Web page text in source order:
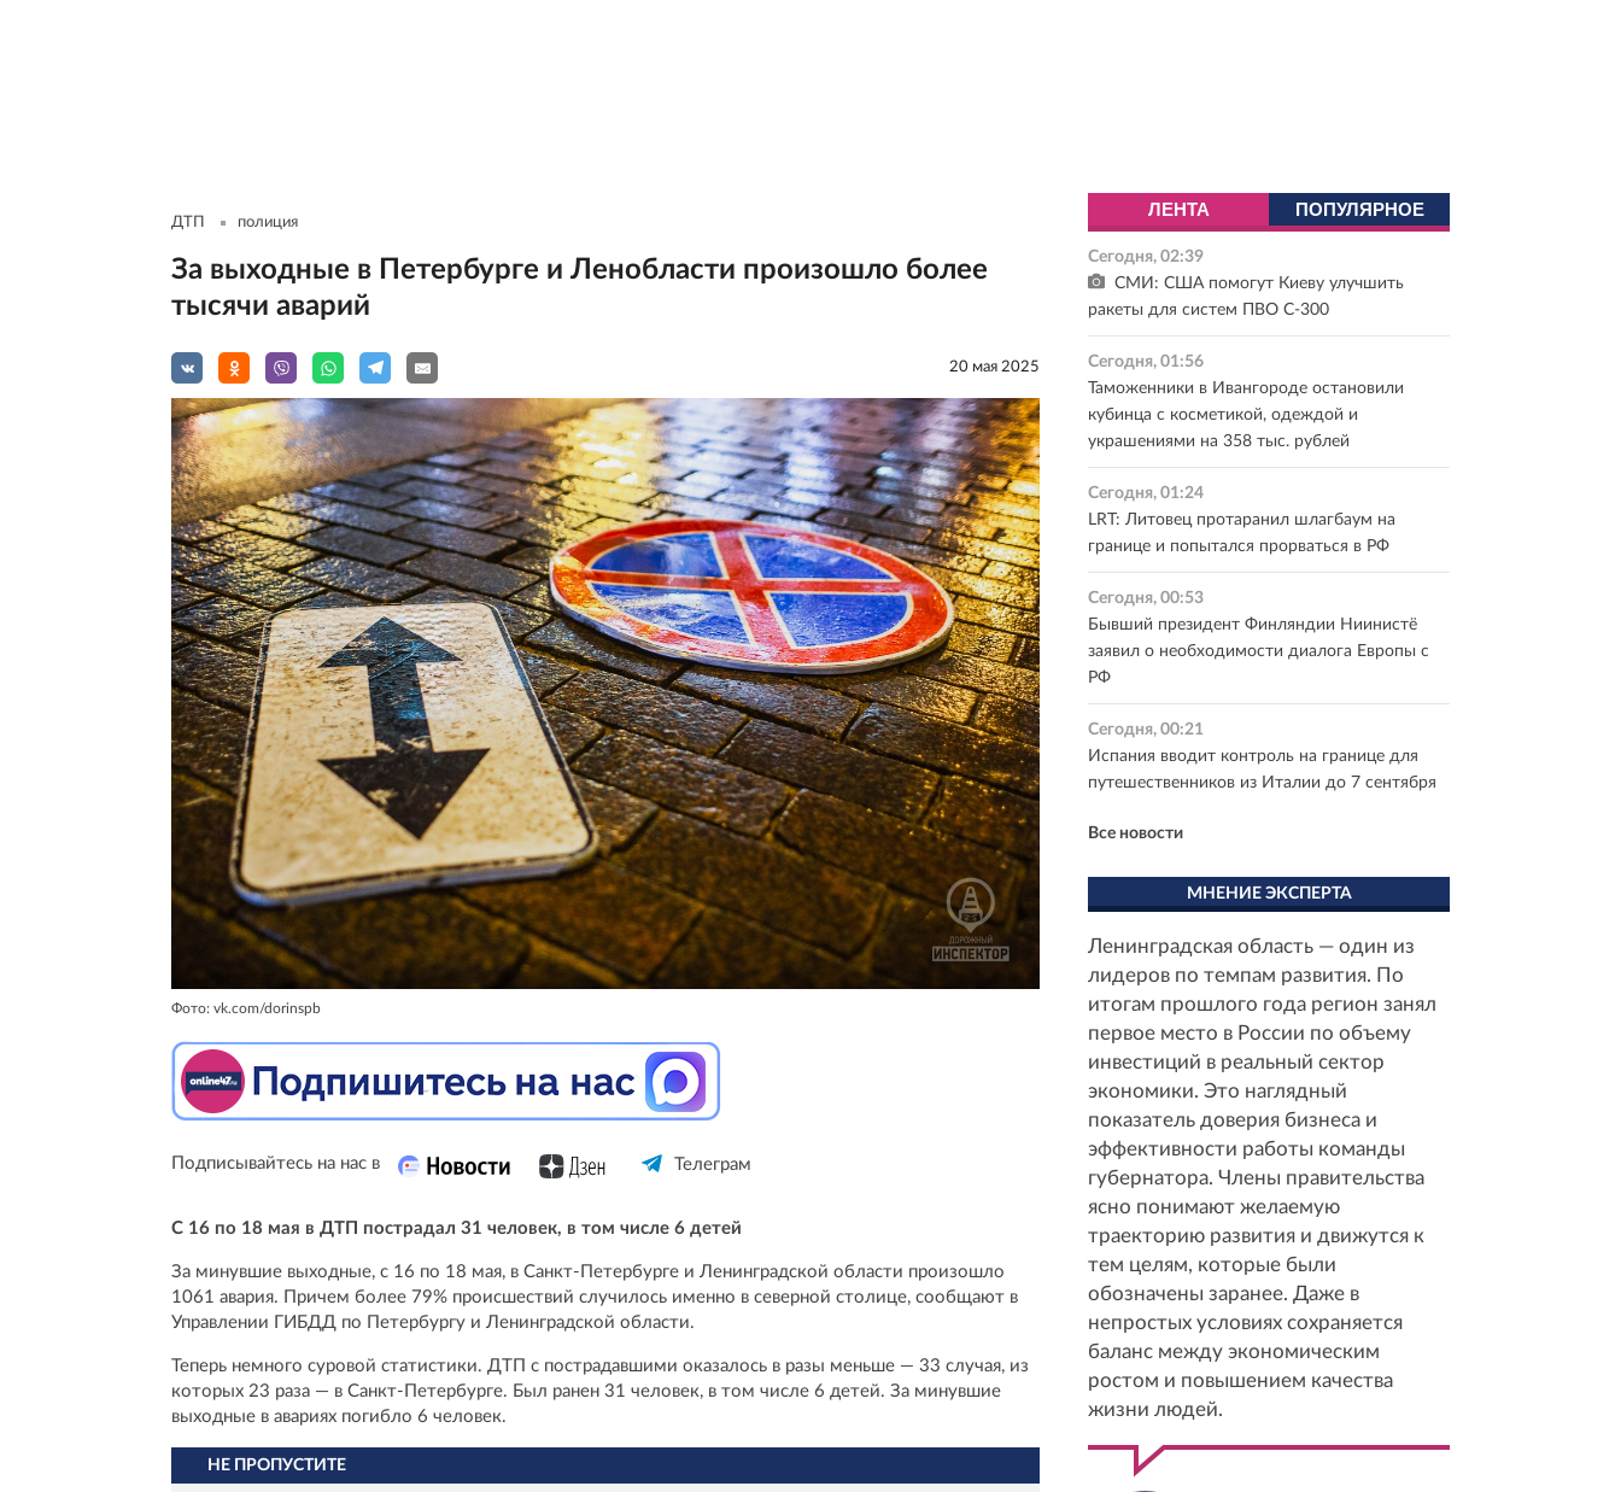
ДТП полиция
За выходные в Петербурге и Ленобласти произошло более
тысячи аварий
20 мая 2025
Фото: vk.com/dorinspb
Подписывайтесь на нас в Телеграм
С 16 по 18 мая в ДТП пострадал 31 человек, в том числе 6 детей
За минувшие выходные, с 16 по 18 мая, в Санкт-Петербурге и Ленинградской области произошло
1061 авария. Причем более 79% происшествий случилось именно в северной столице, сообщают в
Управлении ГИБДД по Петербургу и Ленинградской области.
Теперь немного суровой статистики. ДТП с пострадавшими оказалось в разы меньше — 33 случая, из
которых 23 раза — в Санкт-Петербурге. Был ранен 31 человек, в том числе 6 детей. За минувшие
выходные в авариях погибло 6 человек.
НЕ ПРОПУСТИТЕ
ЛЕНТА ПОПУЛЯРНОЕ
Сегодня, 02:39
СМИ: США помогут Киеву улучшить
ракеты для систем ПВО С-300
Сегодня, 01:56
Таможенники в Ивангороде остановили
кубинца с косметикой, одеждой и
украшениями на 358 тыс. рублей
Сегодня, 01:24
LRT: Литовец протаранил шлагбаум на
границе и попытался прорваться в РФ
Сегодня, 00:53
Бывший президент Финляндии Ниинистё
заявил о необходимости диалога Европы с
РФ
Сегодня, 00:21
Испания вводит контроль на границе для
путешественников из Италии до 7 сентября
Все новости
МНЕНИЕ ЭКСПЕРТА
Ленинградская область — один из
лидеров по темпам развития. По
итогам прошлого года регион занял
первое место в России по объему
инвестиций в реальный сектор
экономики. Это наглядный
показатель доверия бизнеса и
эффективности работы команды
губернатора. Члены правительства
ясно понимают желаемую
траекторию развития и движутся к
тем целям, которые были
обозначены заранее. Даже в
непростых условиях сохраняется
баланс между экономическим
ростом и повышением качества
жизни людей.